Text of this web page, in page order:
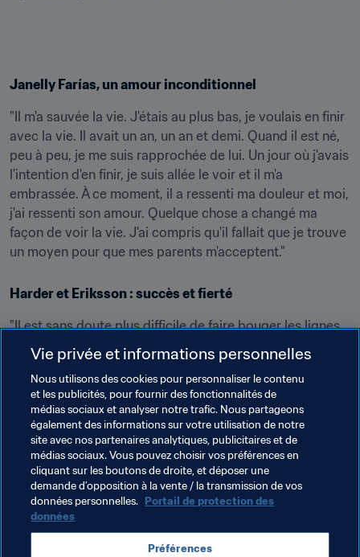
Janelly Farías, un amour inconditionnel
"Il m'a sauvée la vie. J'étais au plus bas, je voulais en finir
avec la vie. Il avait un an, un an et demi. Quand il est né,
peu à peu, je me suis rapprochée de lui. Un jour où j'avais
l'intention d'en finir, je suis allée le voir et il m'a
embrassée. À ce moment, il a ressenti ma douleur et moi,
j'ai ressenti son amour. Quelque chose a changé ma
façon de voir la vie. J'ai compris qu'il fallait que je trouve
un moyen pour que mes parents m'acceptent."
Harder et Eriksson : succès et fierté
"Il est sans doute plus difficile de faire bouger les lignes
chez quelqu’un qui a déjà la vingtaine, surtout sur un
sujet comme l’homosexualité. En revanche, les enfants
l’acceptent plus facilement comme quelque chose de
normal."
Thèmes en lien
USA Germany Canada Japan England
Vie privée et informations personnelles
Nous utilisons des cookies pour personnaliser le contenu
et les publicités, pour fournir des fonctionnalités de
médias sociaux et analyser notre trafic. Nous partageons
également des informations sur votre utilisation de notre
site avec nos partenaires analytiques, publicitaires et de
médias sociaux. Vous pouvez choisir vos préférences en
cliquant sur les boutons de droite, et déposer une
demande d’opposition à la vente / la transmission de vos
données personnelles. Portail de protection des
données
Préférences